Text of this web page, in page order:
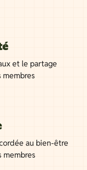
et le partage
au bien-être
membres